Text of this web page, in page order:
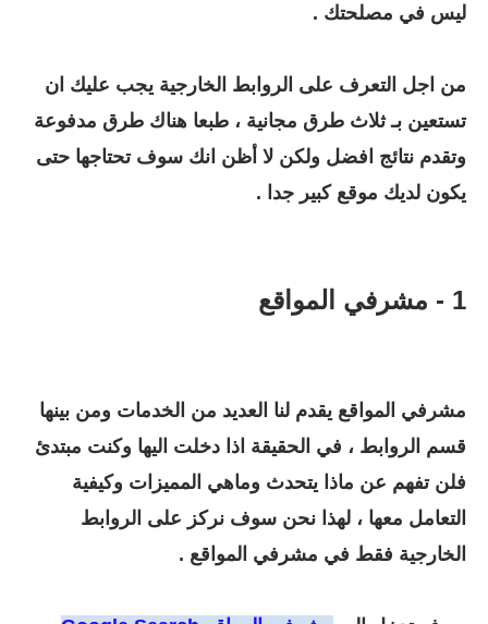
ليس في مصلحتك .
من اجل التعرف على الروابط الخارجية يجب عليك ان
تستعين بـ ثلاث طرق مجانية ، طبعا هناك طرق مدفوعة
وتقدم نتائج افضل ولكن لا أظن انك سوف تحتاجها حتى
يكون لديك موقع كبير جدا .
1 - مشرفي المواقع
مشرفي المواقع يقدم لنا العديد من الخدمات ومن بينها
قسم الروابط ، في الحقيقة اذا دخلت اليها وكنت مبتدئ
فلن تفهم عن ماذا يتحدث وماهي المميزات وكيفية
التعامل معها ، لهذا نحن سوف نركز على الروابط
الخارجية فقط في مشرفي المواقع .